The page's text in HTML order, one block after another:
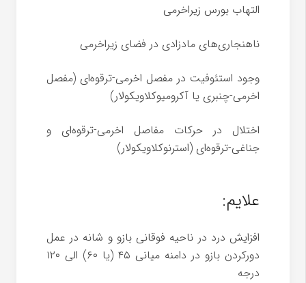
التهاب بورس زیراخرمی
ناهنجاری‌های مادزادی در فضای زیراخرمی
وجود استئوفیت در مفصل اخرمی-ترقوه‌ای (مفصل
اخرمی-چنبری یا آکرومیوکلاویکولار)
اختلال در حرکات مفاصل اخرمی-ترقوه‌ای و
جناغی-ترقوه‌ای (استرنوکلاویکولار)
علایم:
افزایش درد در ناحیه فوقانی بازو و شانه در عمل
دورکردن بازو در دامنه میانی ۴۵ (یا ۶۰) الی ۱۲۰
درجه